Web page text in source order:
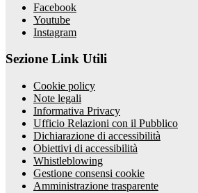
Facebook
Youtube
Instagram
Sezione Link Utili
Cookie policy
Note legali
Informativa Privacy
Ufficio Relazioni con il Pubblico
Dichiarazione di accessibilità
Obiettivi di accessibilità
Whistleblowing
Gestione consensi cookie
Amministrazione trasparente